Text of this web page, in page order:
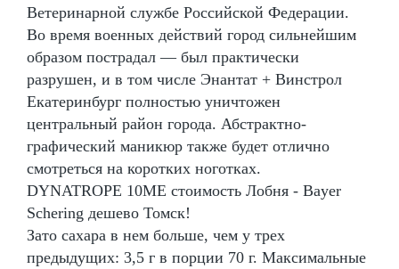
Ветеринарной службе Российской Федерации.
Во время военных действий город сильнейшим
образом пострадал — был практически
разрушен, и в том числе Энантат + Винстрол
Екатеринбург полностью уничтожен
центральный район города. Абстрактно-
графический маникюр также будет отлично
смотреться на коротких ноготках.
DYNATROPE 10ME стоимость Лобня - Bayer
Schering дешево Томск!
Зато сахара в нем больше, чем у трех
предыдущих: 3,5 г в порции 70 г. Максимальные